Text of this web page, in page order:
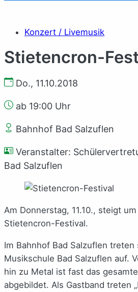
Konzert / Livemusik
Stietencron-
Do., 11.10.2018
ab 19:00 Uhr
Bahnhof Bad Salzuflen
Veranstalter:
Bad Salzuflen
Am Donnerstag, 11.10., steigt
Stietencron-Festival.
Im Bahnhof Bad Salzuflen treten
Musikschule Bad Salzuflen auf.
hin zu Metal ist fast das
abgebildet. Als Gastband treten